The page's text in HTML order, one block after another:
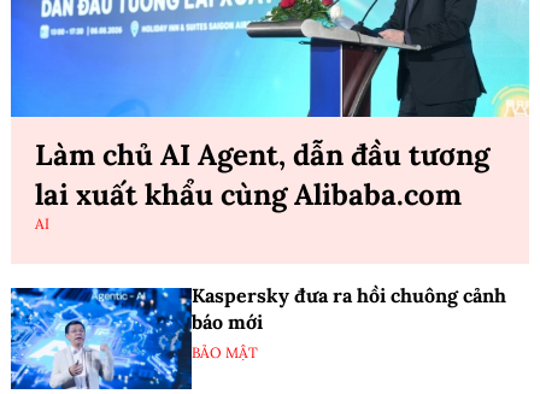
Làm chủ AI Agent, dẫn đầu tương
lai xuất khẩu cùng Alibaba.com
AI
Kaspersky đưa ra hồi chuông cảnh
báo mới
BẢO MẬT